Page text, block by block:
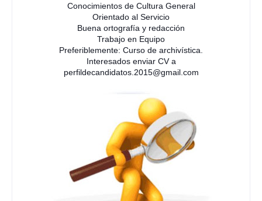
Conocimientos de Cultura General
Orientado al Servicio
Buena ortografía y redacción
Trabajo en Equipo
Preferiblemente: Curso de archivística.
Interesados enviar CV a
perfildecandidatos.2015@gmail.com